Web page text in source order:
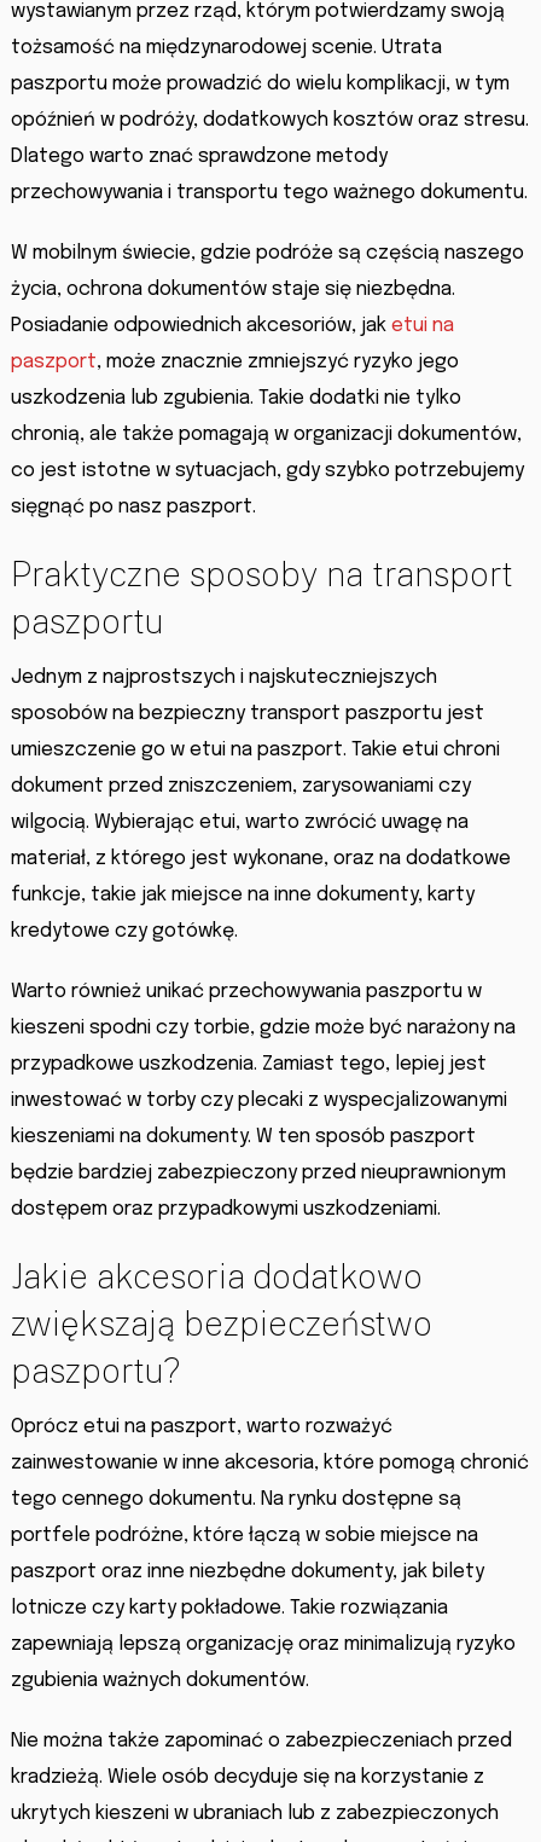
wystawianym przez rząd, którym potwierdzamy swoją
tożsamość na międzynarodowej scenie. Utrata
paszportu może prowadzić do wielu komplikacji, w tym
opóźnień w podróży, dodatkowych kosztów oraz stresu.
Dlatego warto znać sprawdzone metody
przechowywania i transportu tego ważnego dokumentu.
W mobilnym świecie, gdzie podróże są częścią naszego
życia, ochrona dokumentów staje się niezbędna.
Posiadanie odpowiednich akcesoriów, jak etui na
paszport, może znacznie zmniejszyć ryzyko jego
uszkodzenia lub zgubienia. Takie dodatki nie tylko
chronią, ale także pomagają w organizacji dokumentów,
co jest istotne w sytuacjach, gdy szybko potrzebujemy
sięgnąć po nasz paszport.
Praktyczne sposoby na transport
paszportu
Jednym z najprostszych i najskuteczniejszych
sposobów na bezpieczny transport paszportu jest
umieszczenie go w etui na paszport. Takie etui chroni
dokument przed zniszczeniem, zarysowaniami czy
wilgocią. Wybierając etui, warto zwrócić uwagę na
materiał, z którego jest wykonane, oraz na dodatkowe
funkcje, takie jak miejsce na inne dokumenty, karty
kredytowe czy gotówkę.
Warto również unikać przechowywania paszportu w
kieszeni spodni czy torbie, gdzie może być narażony na
przypadkowe uszkodzenia. Zamiast tego, lepiej jest
inwestować w torby czy plecaki z wyspecjalizowanymi
kieszeniami na dokumenty. W ten sposób paszport
będzie bardziej zabezpieczony przed nieuprawnionym
dostępem oraz przypadkowymi uszkodzeniami.
Jakie akcesoria dodatkowo
zwiększają bezpieczeństwo
paszportu?
Oprócz etui na paszport, warto rozważyć
zainwestowanie w inne akcesoria, które pomogą chronić
tego cennego dokumentu. Na rynku dostępne są
portfele podróżne, które łączą w sobie miejsce na
paszport oraz inne niezbędne dokumenty, jak bilety
lotnicze czy karty pokładowe. Takie rozwiązania
zapewniają lepszą organizację oraz minimalizują ryzyko
zgubienia ważnych dokumentów.
Nie można także zapominać o zabezpieczeniach przed
kradzieżą. Wiele osób decyduje się na korzystanie z
ukrytych kieszeni w ubraniach lub z zabezpieczonych